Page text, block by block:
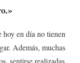
hoy en día no tienen
Además, muchas
sentirse realizadas